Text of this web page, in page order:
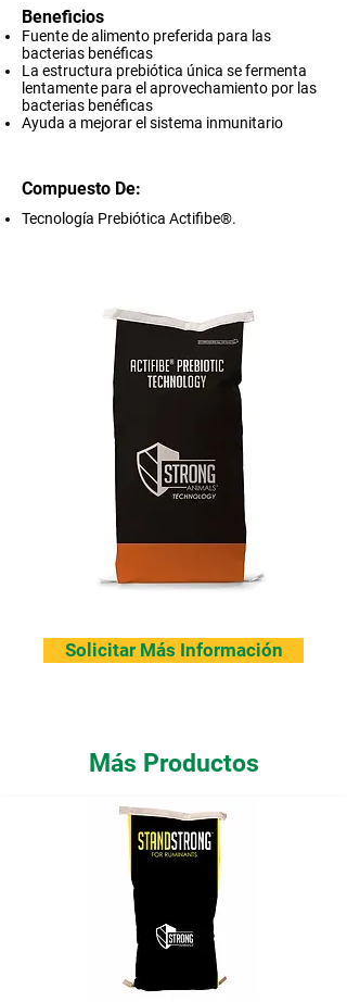
Beneficios
Fuente de alimento preferida para las
bacterias benéficas
La estructura prebiótica única se fermenta
lentamente para el aprovechamiento por las
bacterias benéficas
Ayuda a mejorar el sistema inmunitario
Compuesto De:
Tecnología Prebiótica Actifibe®.
Solicitar Más Información
Más Productos